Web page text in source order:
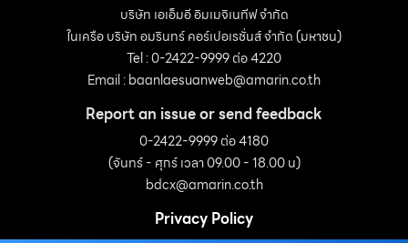
บริษัท เอเอ็มอี อิมเมจิเนทีฟ จำกัด
ในเครือ บริษัท อมรินทร์ คอร์เปอเรชั่นส์ จำกัด (มหาชน)
Tel : 0-2422-9999 ต่อ 4220
Email :baanlaesuanweb@amarin.co.th
Report an issue or send feedback
0-2422-9999 ต่อ 4180
(จันทร์ - ศุกร์ เวลา 09.00 - 18.00 น)
bdcx@amarin.co.th
Privacy Policy